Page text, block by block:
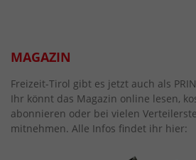
MAGAZIN
Freizeit-Tirol gibt es jetzt auch als
Ihr könnt das Magazin online lesen,
abonnieren oder bei vielen
mitnehmen. Alle Infos findet ihr hier: